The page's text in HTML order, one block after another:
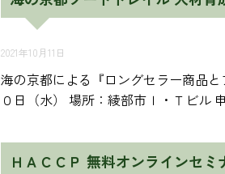
2021年10月11日
海の京都による『ロングセラー商品
０日（水） 場所：綾部市Ｉ・Ｔビル
ＨＡＣＣＰ 無料オンラインセミ